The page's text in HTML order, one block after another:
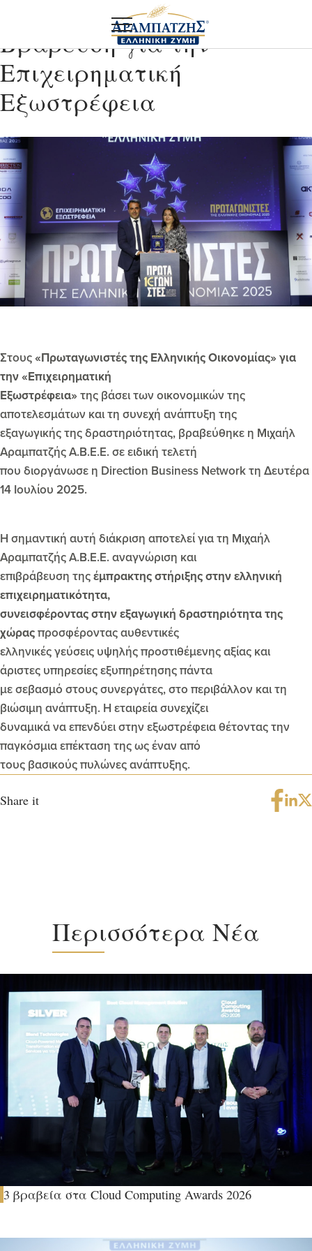
Βράβευση για την
Επιχειρηματική
Εξωστρέφεια
Share it
Στους«Πρωταγωνιστές της Ελληνικής Οικονομίας» για
την «Επιχειρηματική
Εξωστρέφεια» της βάσει των οικονομικών της
αποτελεσμάτων και τη συνεχή ανάπτυξη της
εξαγωγικής της δραστηριότητας, βραβεύθηκε η Μιχαήλ
Αραμπατζής Α.Β.Ε.Ε. σε ειδική τελετή
που διοργάνωσε η Direction Business Network τη Δευτέρα
14 Ιουλίου 2025.
Η σημαντική αυτή διάκριση αποτελεί για τη Μιχαήλ
Αραμπατζής Α.Β.Ε.Ε. αναγνώριση και
επιβράβευση τηςέμπρακτης στήριξης στην ελληνική
επιχειρηματικότητα,
συνεισφέροντας στην εξαγωγική δραστηριότητα της
χώραςπροσφέροντας αυθεντικές
ελληνικές γεύσεις υψηλής προστιθέμενης αξίας και
άριστες υπηρεσίες εξυπηρέτησης πάντα
με σεβασμό στους συνεργάτες, στο περιβάλλον και τη
βιώσιμη ανάπτυξη. Η εταιρεία συνεχίζει
δυναμικά να επενδύει στην εξωστρέφεια θέτοντας την
παγκόσμια επέκταση της ως έναν από
τους βασικούς πυλώνες ανάπτυξης.
Περισσότερα Νέα
3 βραβεία στα Cloud Computing Awards 2026